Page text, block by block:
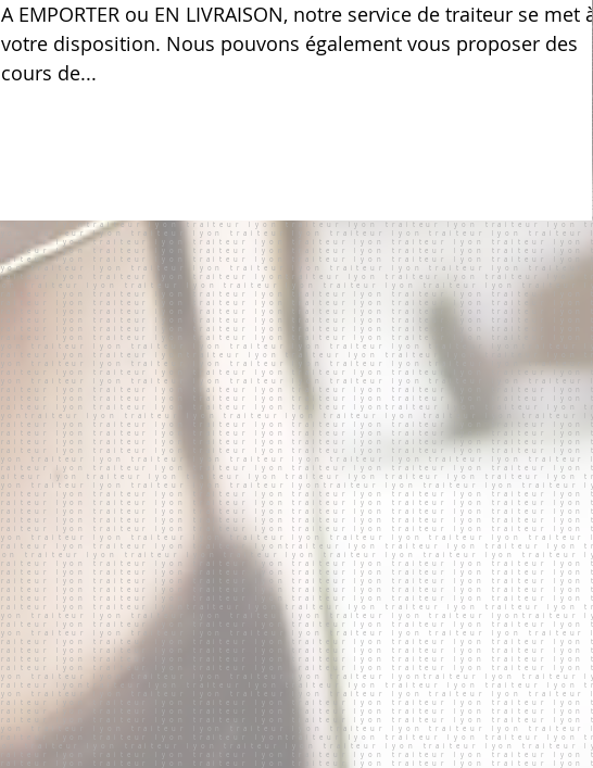
A EMPORTER ou EN LIVRAISON, notre service de traiteur se met à
votre disposition. Nous pouvons également vous proposer des
cours de...